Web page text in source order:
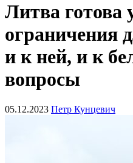
Литва готова
ограничения
и к ней, и к
вопросы
05.12.2023 Петр Кунцевич